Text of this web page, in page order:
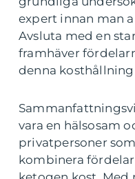
expert innan man
Avsluta med en
framhäver
denna
vara en hälsosam
privatpersoner
kombinera